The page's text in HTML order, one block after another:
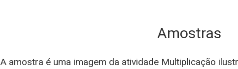
Amostras
A amostra é uma imagem da atividade Multiplicação